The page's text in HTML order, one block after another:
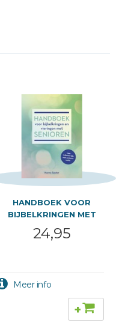
HANDBOEK VOOR
BIJBELKRINGEN MET
SENIOREN
24,95
+